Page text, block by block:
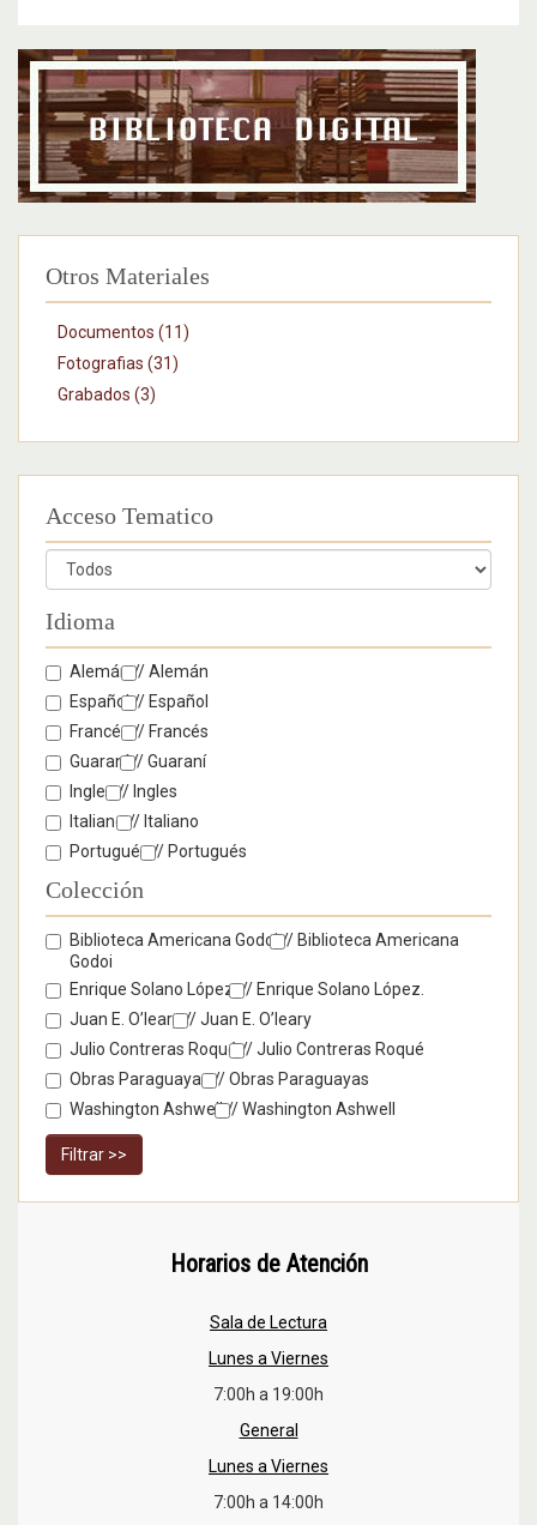
Otros Materiales
Documentos (11)
Fotografias (31)
Grabados (3)
Acceso Tematico
Idioma
Alemán //Alemán
Español // Español
Francés // Francés
Guaraní //Guaraní
Ingles // Ingles
Italiano // Italiano
Portugués // Portugués
Colección
Biblioteca Americana Godoi // Biblioteca Americana
Godoi
Enrique Solano López. // Enrique Solano López.
Juan E. O’leary //Juan E. O’leary
Julio Contreras Roqué //Julio Contreras Roqué
Obras Paraguayas //Obras Paraguayas
Washington Ashwell //Washington Ashwell
Filtrar >>
Horarios de Atención
Sala de Lectura
Lunes a Viernes
7:00h a 19:00h
General
Lunes a Viernes
7:00h a 14:00h